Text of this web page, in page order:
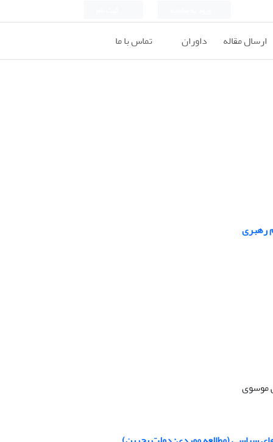
ارسال مقاله داوران تماس با ما
رهبری
موسوی